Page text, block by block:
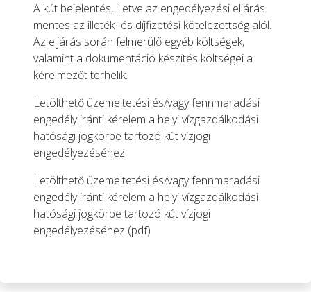
A kút bejelentés, illetve az engedélyezési eljárás
mentes az illeték- és díjfizetési kötelezettség alól.
Az eljárás során felmerülő egyéb költségek,
valamint a dokumentáció készítés költségei a
kérelmezőt terhelik.
Letölthető üzemeltetési és/vagy fennmaradási
engedély iránti kérelem a helyi vízgazdálkodási
hatósági jogkörbe tartozó kút vízjogi
engedélyezéséhez
Letölthető üzemeltetési és/vagy fennmaradási
engedély iránti kérelem a helyi vízgazdálkodási
hatósági jogkörbe tartozó kút vízjogi
engedélyezéséhez (pdf)